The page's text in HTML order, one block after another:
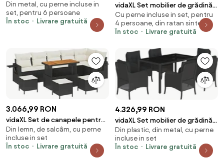
cu perne, 7 piese, negru,
poliratan
Din metal, cu perne incluse in
set, pentru 6 persoane
În stoc
Livrare gratuită
vidaXL Set mobilier de grădină
cu perne, 5 piese, negru,
poliratan
Cu perne incluse in set, pentru
4 persoane, din ratan sintetic
În stoc
Livrare gratuită
3.066,99 RON
vidaXL Set de canapele pentru
grădină 10 pcs Negru poliratan
Din lemn, de salcâm, cu perne
incluse in set
În stoc
Livrare gratuită
4.326,99 RON
vidaXL Set mobilier de grădină
cu perne, 7 piese, negru,
poliratan
Din plastic, din metal, cu perne
incluse in set
În stoc
Livrare gratuită